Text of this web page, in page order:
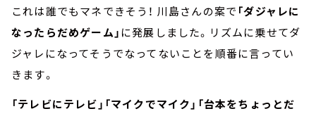
これは誰でもマネできそう！ 川島さんの案で 「ダジャレに
なったらだめゲーム」 に発展しました。リズムに乗せてダ
ジャレになってそうでなってないことを順番に言ってい
きます。
「テレビにテレビ」「マイクでマイク」「台本をちょっとだ